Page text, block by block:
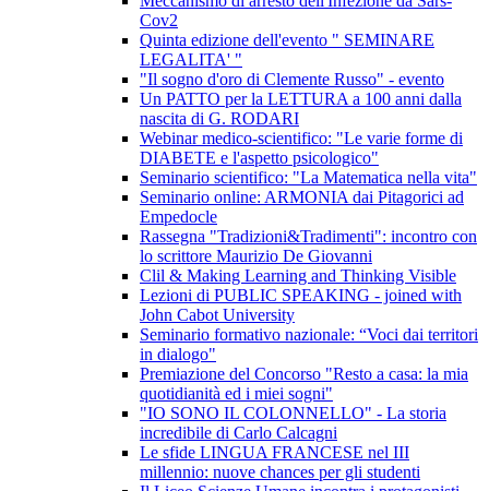
Cov2
Quinta edizione dell'evento " SEMINARE
LEGALITA' "
"Il sogno d'oro di Clemente Russo" - evento
Un PATTO per la LETTURA a 100 anni dalla
nascita di G. RODARI
Webinar medico-scientifico: "Le varie forme di
DIABETE e l'aspetto psicologico"
Seminario scientifico: "La Matematica nella vita"
Seminario online: ARMONIA dai Pitagorici ad
Empedocle
Rassegna "Tradizioni&Tradimenti": incontro con
lo scrittore Maurizio De Giovanni
Clil & Making Learning and Thinking Visible
Lezioni di PUBLIC SPEAKING - joined with
John Cabot University
Seminario formativo nazionale: “Voci dai territori
in dialogo"
Premiazione del Concorso "Resto a casa: la mia
quotidianità ed i miei sogni"
"IO SONO IL COLONNELLO" - La storia
incredibile di Carlo Calcagni
Le sfide LINGUA FRANCESE nel III
millennio: nuove chances per gli studenti